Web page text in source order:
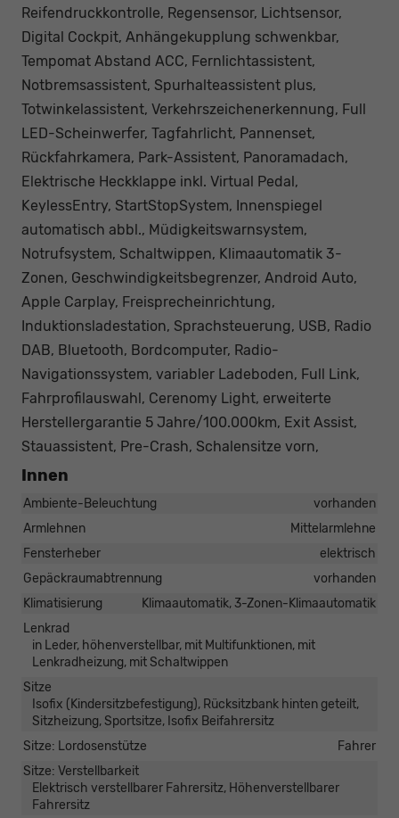
Reifendruckkontrolle, Regensensor, Lichtsensor,
Digital Cockpit, Anhängekupplung schwenkbar,
Tempomat Abstand ACC, Fernlichtassistent,
Notbremsassistent, Spurhalteassistent plus,
Totwinkelassistent, Verkehrszeichenerkennung, Full
LED-Scheinwerfer, Tagfahrlicht, Pannenset,
Rückfahrkamera, Park-Assistent, Panoramadach,
Elektrische Heckklappe inkl. Virtual Pedal,
KeylessEntry, StartStopSystem, Innenspiegel
automatisch abbl., Müdigkeitswarnsystem,
Notrufsystem, Schaltwippen, Klimaautomatik 3-
Zonen, Geschwindigkeitsbegrenzer, Android Auto,
Apple Carplay, Freisprecheinrichtung,
Induktionsladestation, Sprachsteuerung, USB, Radio
DAB, Bluetooth, Bordcomputer, Radio-
Navigationssystem, variabler Ladeboden, Full Link,
Fahrprofilauswahl, Cerenomy Light, erweiterte
Herstellergarantie 5 Jahre/100.000km, Exit Assist,
Stauassistent, Pre-Crash, Schalensitze vorn,
Innen
Ambiente-Beleuchtung
vorhanden
Armlehnen
Mittelarmlehne
Fensterheber
elektrisch
Gepäckraumabtrennung
vorhanden
Klimatisierung
Klimaautomatik, 3-Zonen-Klimaautomatik
Lenkrad
in Leder, höhenverstellbar, mit Multifunktionen, mit
Lenkradheizung, mit Schaltwippen
Sitze
Isofix (Kindersitzbefestigung), Rücksitzbank hinten geteilt,
Sitzheizung, Sportsitze, Isofix Beifahrersitz
Sitze: Lordosenstütze
Fahrer
Sitze: Verstellbarkeit
Elektrisch verstellbarer Fahrersitz, Höhenverstellbarer
Fahrersitz